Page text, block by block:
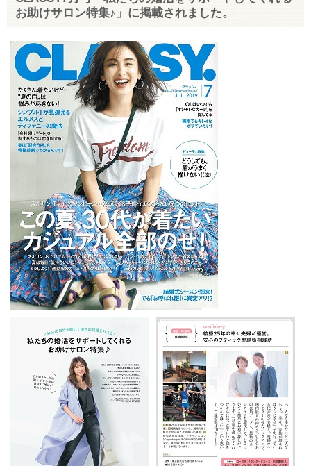
お助けサロン特集♪」に掲載されました。